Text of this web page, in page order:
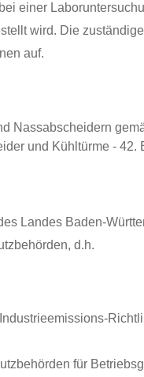
einer
wird. Die
auf.
Nassabscheidern
und Kühltürme - 42.
Landes Baden-
d.h.
für